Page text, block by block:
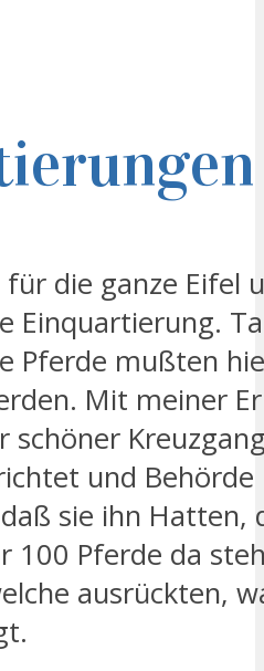
für die ganze Eifel
Einquartierung.
Pferde mußten
Mit meiner
schöner
und
sie ihn Hatten,
100 Pferde da
ausrückten,